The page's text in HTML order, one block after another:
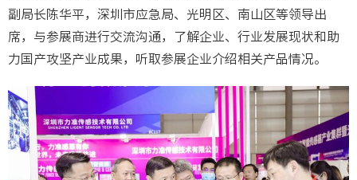
副局长陈华平，深圳市应急局、光明区、南山区等领导出
席，与参展商进行交流沟通，了解企业、行业发展现状和助
力国产攻坚产业成果，听取参展企业介绍相关产品情况。